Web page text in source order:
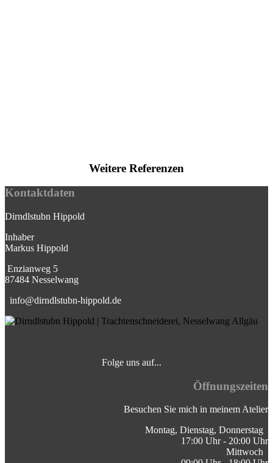
Weitere Referenzen
Kontaktdaten
Dirndlstubn Hippold
Inhaber
Markus Hippold
⁣Enzianweg 5
87484 Nesselwang
info@dirndlstubn-hippold.de
Folge uns auf... ⁣
Öffnungszeiten
Besuchen Sie mich in meinem Atelier
Montag, Dienstag, Donnerstag ⁣
17:00 Uhr - 20:00 Uhr
Mittwoch